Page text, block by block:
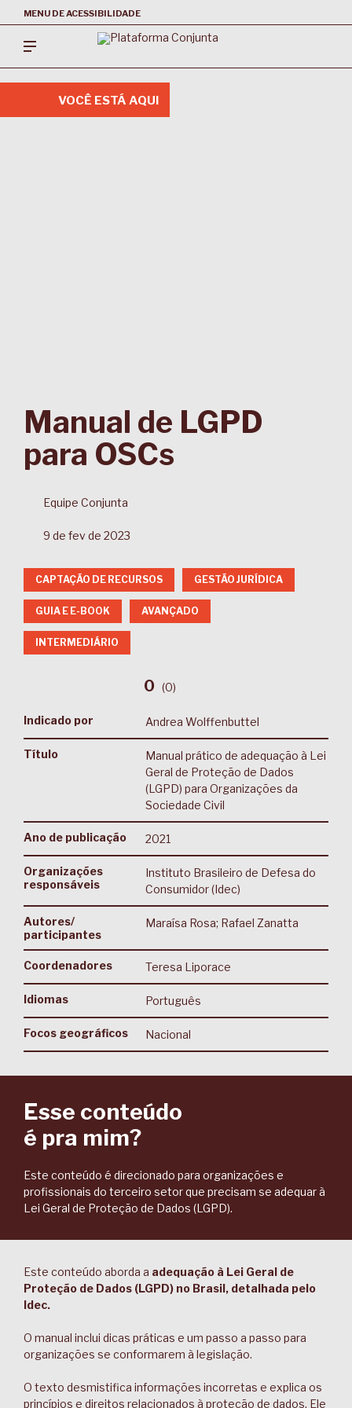
MENU DE ACESSIBILIDADE
VOCÊ ESTÁ AQUI
Manual de LGPD
para OSCs
Equipe Conjunta
9 de fev de 2023
CAPTAÇÃO DE RECURSOS GESTÃO JURÍDICA
GUIA E E-BOOK AVANÇADO
INTERMEDIÁRIO
0 (0)
Indicado por Andrea Wolffenbuttel
Título
Manual prático de adequação à Lei
Geral de Proteção de Dados
(LGPD) para Organizações da
Sociedade Civil
Ano de publicação 2021
Organizações
responsáveis
Instituto Brasileiro de Defesa do
Consumidor (Idec)
Autores/
participantes
Maraísa Rosa; Rafael Zanatta
Coordenadores Teresa Liporace
Idiomas Português
Focos geográficos Nacional
Esse conteúdo
é pra mim?
Este conteúdo é direcionado para organizações e
profissionais do terceiro setor que precisam se adequar à
Lei Geral de Proteção de Dados (LGPD).
Este conteúdo aborda a adequação à Lei Geral de
Proteção de Dados (LGPD) no Brasil, detalhada pelo
Idec.
O manual inclui dicas práticas e um passo a passo para
organizações se conformarem à legislação.
O texto desmistifica informações incorretas e explica os
princípios e direitos relacionados à proteção de dados. Ele